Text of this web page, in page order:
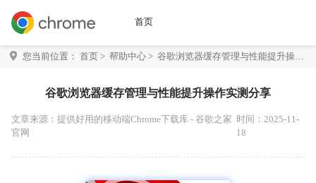
首页
您当前位置： 首页 > 帮助中心 > 谷歌浏览器缓存管理与性能提升操作
谷歌浏览器缓存管理与性能提升操作实测分享
文章来源： 提供好用的移动端Chrome下载库 - 谷歌之家
官网
时间：2025-11-
18